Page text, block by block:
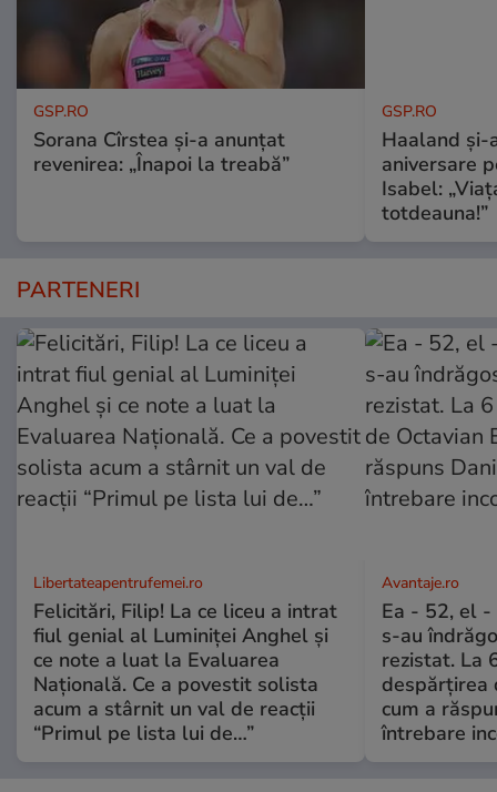
GSP.RO
Sorana Cîrstea și-a anunțat
revenirea: „Înapoi la treabă”
GSP.RO
Haaland
aniversare
Isabel:
totdeauna!”
PARTENERI
Libertateapentrufemei.ro
Felicitări, Filip! La ce liceu a intrat
fiul genial al Luminiței Anghel și
ce note a luat la Evaluarea
Națională. Ce a povestit solista
acum a stârnit un val de reacții
“Primul pe lista lui de…”
Avantaje.ro
Ea - 52, el -
s-au
rezistat. La
despărțirea
cum a
întrebare